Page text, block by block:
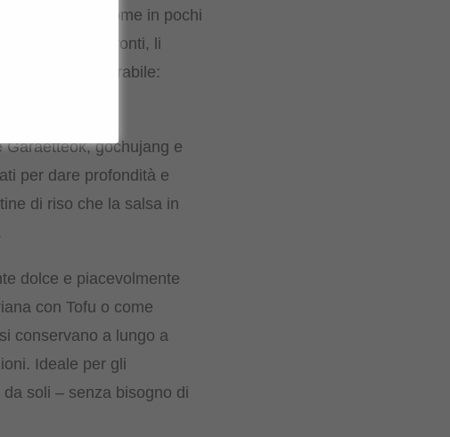
autentico come in pochi
tteok già pronti, li
incomparabile:
piccante.
gochujang e
per dare profondità e
di riso che la salsa in
dolce e piacevolmente
con Tofu o come
conservano a lungo a
Ideale per gli
soli – senza bisogno di